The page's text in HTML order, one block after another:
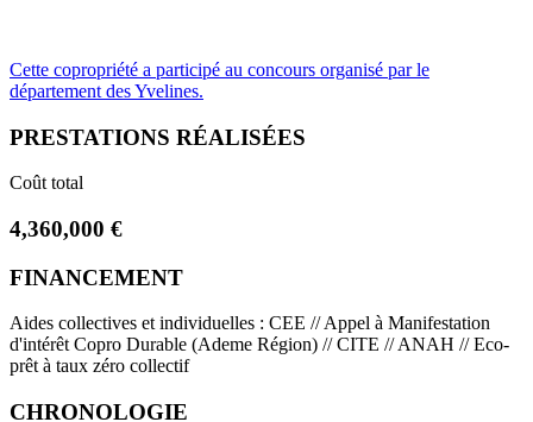
Cette copropriété a participé au concours organisé par le
département des Yvelines.
PRESTATIONS RÉALISÉES
Coût total
4,360,000 €
FINANCEMENT
Aides collectives et individuelles : CEE // Appel à Manifestation
d'intérêt Copro Durable (Ademe Région) // CITE // ANAH // Eco-
prêt à taux zéro collectif
CHRONOLOGIE